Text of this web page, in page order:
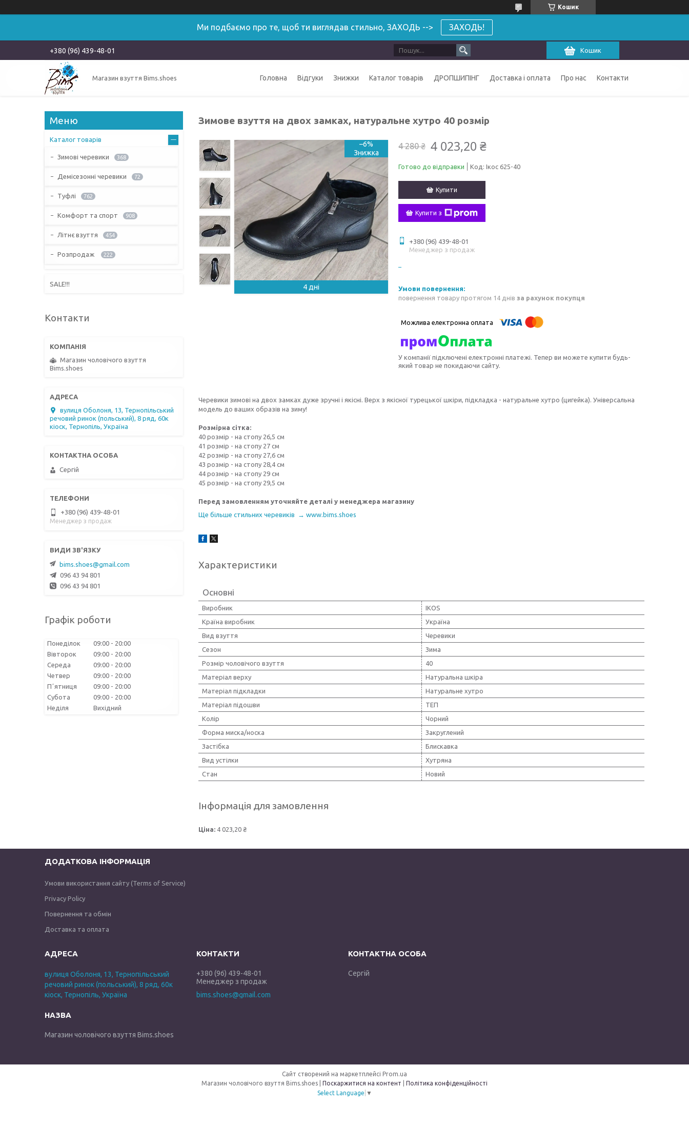
Кошик
Ми подбаємо про те, щоб ти виглядав стильно, ЗАХОДЬ --> ЗАХОДЬ!
+380 (96) 439-48-01 Кошик
Магазин взуття Bims.shoes Головна Відгуки Знижки Каталог товарів ДРОПШИПІНГ Доставка і оплата Про нас Контакти
Зимове взуття на двох замках, натуральне хутро 40 розмір
–6%
4 дні
4 280 ₴ 4 023,20 ₴
Готово до відправки Код: Ікос 625-40
Купити
Купити з
+380 (96) 439-48-01
Менеджер з продаж
повернення товару протягом 14 днів за рахунок покупця
У компанії підключені електронні платежі. Тепер ви можете купити будь-
який товар не покидаючи сайту.
Черевики зимові на двох замках дуже зручні і якісні. Верх з якісної турецької шкіри, підкладка - натуральне хутро (цигейка). Універсальна
модель до ваших образів на зиму!
Розмірна сітка:
40 розмір - на стопу 26,5 см
41 розмір - на стопу 27 см
42 розмір - на стопу 27,6 см
43 розмір - на стопу 28,4 см
44 розмір - на стопу 29 см
45 розмір - на стопу 29,5 см
Перед замовленням уточняйте деталі у менеджера магазину
Ще більше стильних черевиків → www.bims.shoes
Характеристики
Основні
Виробник
IKOS
Країна виробник
Україна
Вид взуття
Черевики
Сезон
Зима
Розмір чоловічого взуття
40
Матеріал верху
Натуральна шкіра
Матеріал підкладки
Натуральне хутро
Матеріал підошви
ТЕП
Колір
Чорний
Форма миска/носка
Закруглений
Застібка
Блискавка
Вид устілки
Хутряна
Стан
Новий
Інформація для замовлення
Ціна: 4 023,20 ₴
Каталог товарів
Зимові черевики 368
Демісезонні черевики 72
Туфлі 762
Комфорт та спорт 908
Літнє взуття 454
Розпродаж 222
SALE!!!
Контакти
Магазин чоловічого взуття
Bims.shoes
вулиця Оболоня, 13, Тернопільський
речовий ринок (польський), 8 ряд, 60к
кіоск, Тернопіль, Україна
Сергій
+380 (96) 439-48-01
Менеджер з продаж
bims.shoes@gmail.com
096 43 94 801
096 43 94 801
Графік роботи
Понеділок 09:00
20:00
Вівторок
09:00
20:00
Середа
09:00
20:00
Четвер
09:00
20:00
Пʼятниця
09:00
20:00
Субота
09:00
20:00
Неділя
Вихідний
ДОДАТКОВА ІНФОРМАЦІЯ
Умови використання сайту (Terms of Service)
Privacy Policy
Повернення та обмін
Доставка та оплата
вулиця Оболоня, 13, Тернопільський
речовий ринок (польський), 8 ряд, 60к
кіоск, Тернопіль, Україна
Магазин чоловічого взуття Bims.shoes
+380 (96) 439-48-01
Менеджер з продаж
bims.shoes@gmail.com
Сергій
Сайт створений на маркетплейсі Prom.ua
Поскаржитися на контент
Політика конфіденційності
Select Language ▼